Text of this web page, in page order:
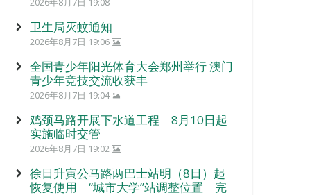
卫生局灭蚊通知
2026年8月7日 19:06
全国青少年阳光体育大会郑州举行 澳门
青少年竞技交流收获丰
2026年8月7日 19:04
鸡颈马路开展下水道工程 8月10日起
实施临时交管
2026年8月7日 19:02
徐日升寅公马路两巴士站明（8日）起
恢复使用 “城市大学”站调整位置 完